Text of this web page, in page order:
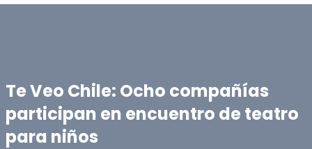
Te Veo Chile: Ocho compañías
participan en encuentro de teatro
para niños